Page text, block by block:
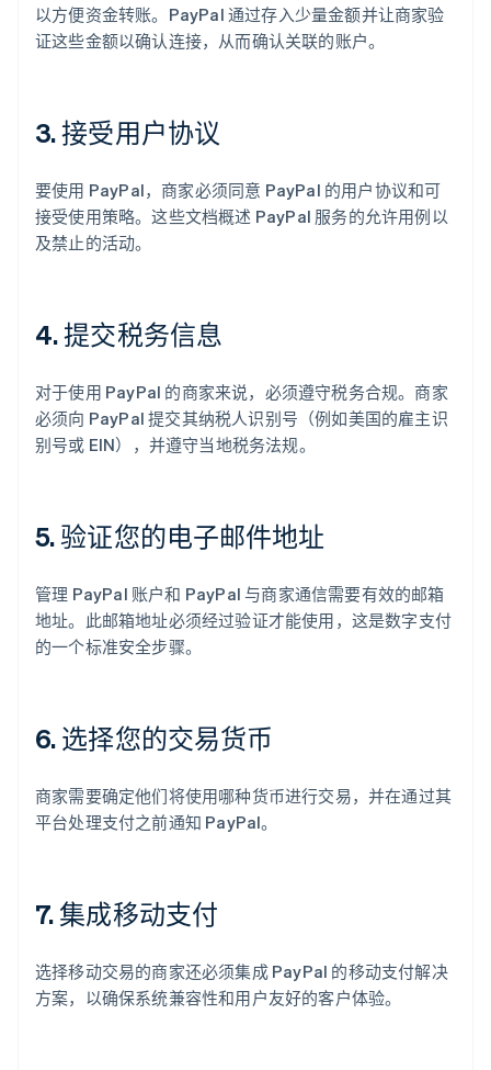
以方便资金转账。PayPal 通过存入少量金额并让商家验
证这些金额以确认连接，从而确认关联的账户。
3. 接受用户协议
要使用 PayPal，商家必须同意 PayPal 的用户协议和可
接受使用策略。这些文档概述 PayPal 服务的允许用例以
及禁止的活动。
4. 提交税务信息
对于使用 PayPal 的商家来说，必须遵守税务合规。商家
必须向 PayPal 提交其纳税人识别号（例如美国的雇主识
别号或 EIN），并遵守当地税务法规。
5. 验证您的电子邮件地址
管理 PayPal 账户和 PayPal 与商家通信需要有效的邮箱
地址。此邮箱地址必须经过验证才能使用，这是数字支付
的一个标准安全步骤。
6. 选择您的交易货币
商家需要确定他们将使用哪种货币进行交易，并在通过其
平台处理支付之前通知 PayPal。
7. 集成移动支付
选择移动交易的商家还必须集成 PayPal 的移动支付解决
方案，以确保系统兼容性和用户友好的客户体验。